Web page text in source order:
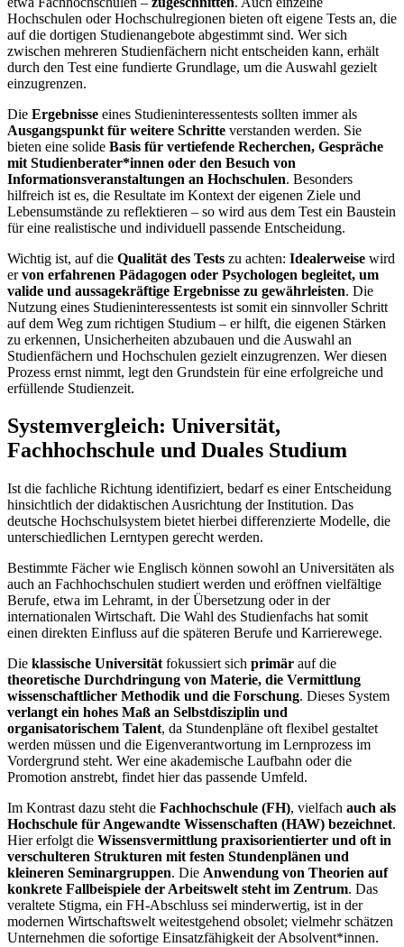
Hochschulen oder Hochschulregionen bieten oft eigene Tests an, die
auf die dortigen Studienangebote abgestimmt sind. Wer sich
zwischen mehreren Studienfächern nicht entscheiden kann, erhält
durch den Test eine fundierte Grundlage, um die Auswahl gezielt
einzugrenzen.
Die Ergebnisse eines Studieninteressentests sollten immer als
Ausgangspunkt für weitere Schritte verstanden werden. Sie
bieten eine solide Basis für vertiefende Recherchen, Gespräche
mit Studienberater*innen oder den Besuch von
Informationsveranstaltungen an Hochschulen. Besonders
hilfreich ist es, die Resultate im Kontext der eigenen Ziele und
Lebensumstände zu reflektieren – so wird aus dem Test ein Baustein
für eine realistische und individuell passende Entscheidung.
Wichtig ist, auf die Qualität des Tests zu achten: Idealerweise wird
ervon erfahrenen Pädagogen oder Psychologen begleitet, um
valide und aussagekräftige Ergebnisse zu gewährleisten. Die
Nutzung eines Studieninteressentests ist somit ein sinnvoller Schritt
auf dem Weg zum richtigen Studium – er hilft, die eigenen Stärken
zu erkennen, Unsicherheiten abzubauen und die Auswahl an
Studienfächern und Hochschulen gezielt einzugrenzen. Wer diesen
Prozess ernst nimmt, legt den Grundstein für eine erfolgreiche und
erfüllende Studienzeit.
Systemvergleich: Universität,
Fachhochschule und Duales Studium
Ist die fachliche Richtung identifiziert, bedarf es einer Entscheidung
hinsichtlich der didaktischen Ausrichtung der Institution. Das
deutsche Hochschulsystem bietet hierbei differenzierte Modelle, die
unterschiedlichen Lerntypen gerecht werden.
Bestimmte Fächer wie Englisch können sowohl an Universitäten als
auch an Fachhochschulen studiert werden und eröffnen vielfältige
Berufe, etwa im Lehramt, in der Übersetzung oder in der
internationalen Wirtschaft. Die Wahl des Studienfachs hat somit
einen direkten Einfluss auf die späteren Berufe und Karrierewege.
Die klassische Universität fokussiert sich primär auf die
theoretische Durchdringung von Materie, die Vermittlung
wissenschaftlicher Methodik und die Forschung. Dieses System
verlangt ein hohes Maß an Selbstdisziplin und
organisatorischem Talent, da Stundenpläne oft flexibel gestaltet
werden müssen und die Eigenverantwortung im Lernprozess im
Vordergrund steht. Wer eine akademische Laufbahn oder die
Promotion anstrebt, findet hier das passende Umfeld.
Im Kontrast dazu steht die Fachhochschule (FH), vielfach auch als
Hochschule für Angewandte Wissenschaften (HAW) bezeichnet.
Hier erfolgt die Wissensvermittlung praxisorientierter und oft in
verschulteren Strukturen mit festen Stundenplänen und
kleineren Seminargruppen. Die Anwendung von Theorien auf
konkrete Fallbeispiele der Arbeitswelt steht im Zentrum. Das
veraltete Stigma, ein FH-Abschluss sei minderwertig, ist in der
modernen Wirtschaftswelt weitestgehend obsolet; vielmehr schätzen
Unternehmen die sofortige Einsatzfähigkeit der Absolvent*innen.